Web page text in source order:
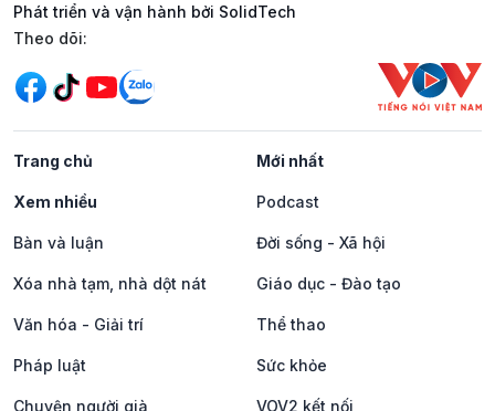
Phát triển và vận hành bởi SolidTech
Mạng xã hội
Theo dõi:
Trang chủ Mới nhất
Xem nhiều Podcast
Bàn và luận Đời sống - Xã hội
Xóa nhà tạm, nhà dột nát Giáo dục - Đào tạo
Văn hóa - Giải trí Thể thao
Pháp luật Sức khỏe
Chuyện người già VOV2 kết nối